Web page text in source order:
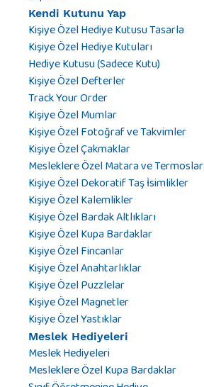
Kendi Kutunu Yap
Kişiye Özel Hediye Kutusu Tasarla
Kişiye Özel Hediye Kutuları
Hediye Kutusu (Sadece Kutu)
Kişiye Özel Defterler
Track Your Order
Kişiye Özel Mumlar
Kişiye Özel Fotoğraf ve Takvimler
Kişiye Özel Çakmaklar
Mesleklere Özel Matara ve Termoslar
Kişiye Özel Dekoratif Taş İsimlikler
Kişiye Özel Kalemlikler
Kişiye Özel Bardak Altlıkları
Kişiye Özel Kupa Bardaklar
Kişiye Özel Fincanlar
Kişiye Özel Anahtarlıklar
Kişiye Özel Puzzlelar
Kişiye Özel Magnetler
Kişiye Özel Yastıklar
Meslek Hediyeleri
Meslek Hediyeleri
Mesleklere Özel Kupa Bardaklar